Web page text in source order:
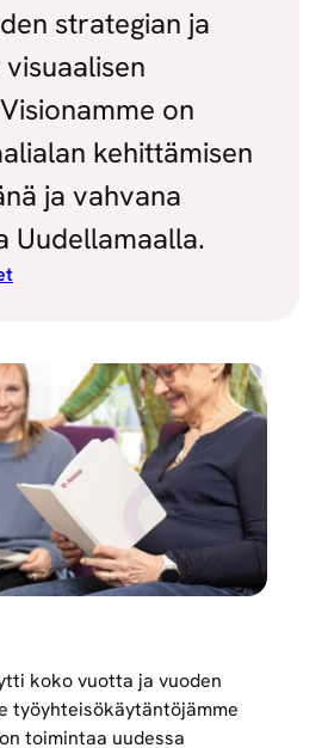
strategian ja
on
kehittämisen
ja vahvana
Uudellamaalla.
koko vuotta ja vuoden
työyhteisökäytäntöjämme
toimintaa uudessa